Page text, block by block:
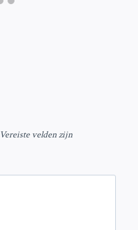
Vereiste velden zijn